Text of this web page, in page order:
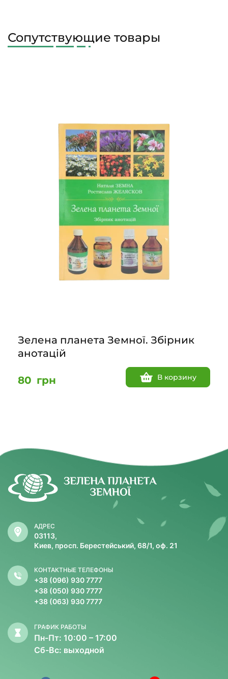
Сопутствующие товары
Зелена планета Земної. Збірник
анотацій
80 грн В корзину
АДРЕС
03113,
Киев, просп. Берестейський, 68/1, оф. 21
КОНТАКТНЫЕ ТЕЛЕФОНЫ
+38 (096) 930 7777
+38 (050) 930 7777
+38 (063) 930 7777
ГРАФИК РАБОТЫ
Пн-Пт: 10:00 – 17:00
Сб-Вс: выходной